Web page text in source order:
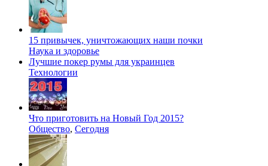
15 привычек, уничтожающих наши почки
Наука и здоровье
Лучшие покер румы для украинцев
Технологии
Что приготовить на Новый Год 2015?
Общество, Сегодня